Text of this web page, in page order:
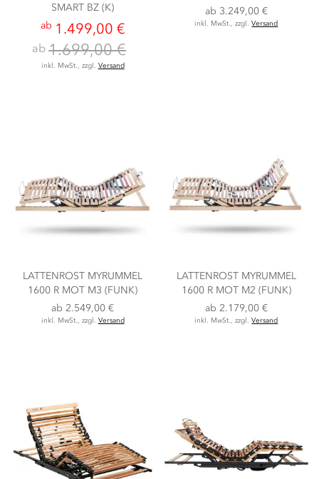
SMART BZ (K)
ab 1.499,00 €
ab1.699,00 €
inkl. MwSt., zzgl. Versand
ab 3.249,00 €
inkl. MwSt., zzgl.Versand
LATTENROST MYRUMMEL
1600 R MOT M3 (FUNK)
ab2.549,00 €
inkl. MwSt., zzgl. Versand
LATTENROST MYRUMMEL
1600 R MOT M2 (FUNK)
ab 2.179,00 €
inkl. MwSt., zzgl.Versand